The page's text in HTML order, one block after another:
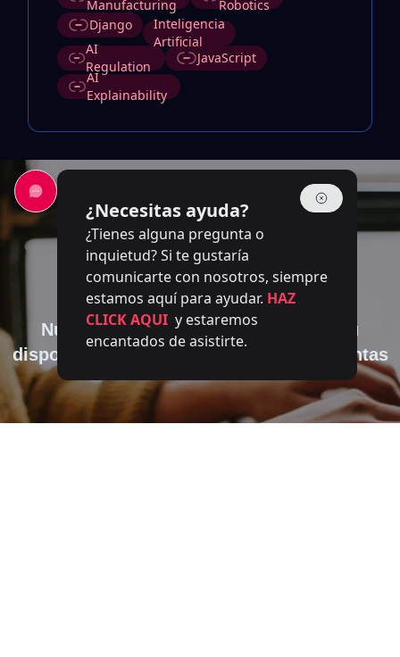
Manufacturing
Robotics
Django
Inteligencia
Artificial
AI
Regulation
JavaScript
AI
Explainability
Contáctanos
Nuestro equipo de expertos está a su
disposición para responder a sus preguntas
¿Necesitas ayuda?
¿Tienes alguna pregunta o
inquietud? Si te gustaría
comunicarte con nosotros, siempre
estamos aquí para ayudar. HAZ
CLICK AQUI y estaremos
encantados de asistirte.